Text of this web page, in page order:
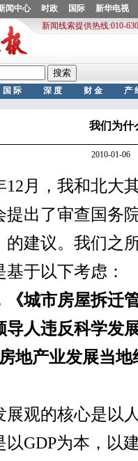
我们为什
2010-01-06
月，我和北大
提出了审查国务
的建议。我们之
于以下考虑：
《城市房屋拆迁
导人违反科学发
地产业发展当
的核心是以人
以GDP为本，以